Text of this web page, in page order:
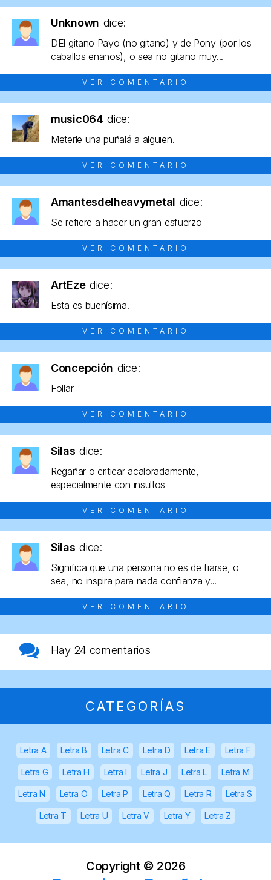
Unknown dice:
DEl gitano Payo (no gitano) y de Pony (por los
caballos enanos), o sea no gitano muy...
VER COMENTARIO
music064 dice:
Meterle una puñalá a alguien.
VER COMENTARIO
Amantesdelheavymetal dice:
Se refiere a hacer un gran esfuerzo
VER COMENTARIO
ArtEze dice:
Esta es buenísima.
VER COMENTARIO
Concepción dice:
Follar
VER COMENTARIO
Silas dice:
Regañar o criticar acaloradamente,
especialmente con insultos
VER COMENTARIO
Silas dice:
Significa que una persona no es de fiarse, o
sea, no inspira para nada confianza y...
VER COMENTARIO
Hay 24 comentarios
CATEGORÍAS
Letra A Letra B Letra C Letra D Letra E Letra F
Letra G Letra H Letra I Letra J Letra L Letra M
Letra N Letra O Letra P Letra Q Letra R Letra S
Letra T Letra U Letra V Letra Y Letra Z
Copyright © 2026